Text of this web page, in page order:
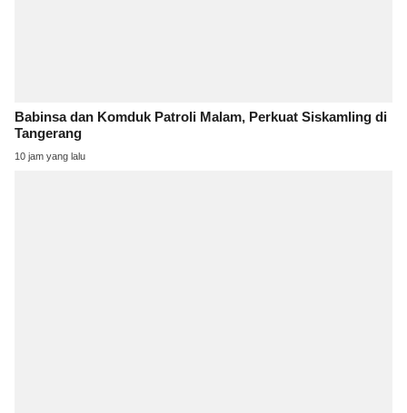
Babinsa dan Komduk Patroli Malam, Perkuat Siskamling di
Tangerang
10 jam yang lalu